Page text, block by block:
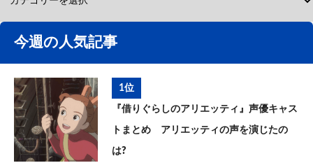
今週の人気記事
1位
『借りぐらしのアリエッティ』声優キャス
トまとめ アリエッティの声を演じたの
は?